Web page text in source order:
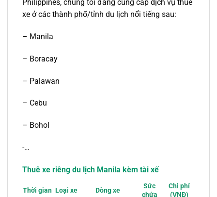
Philippines, chúng tôi đang cung cấp dịch vụ thuê
xe ở các thành phố/tỉnh du lịch nổi tiếng sau:
– Manila
– Boracay
– Palawan
– Cebu
– Bohol
-…
Thuê xe riêng du lịch Manila kèm tài xế
Thời gian Loại xe Dòng xe
Sức
chứa
Chi phí
(VNĐ)